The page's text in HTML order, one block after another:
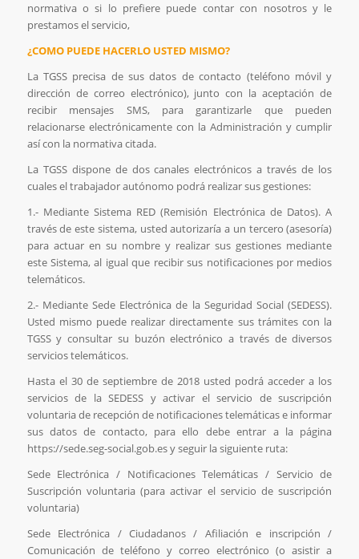
normativa o si lo prefiere puede contar con nosotros y le
prestamos el servicio,
¿COMO PUEDE HACERLO USTED MISMO?
La TGSS precisa de sus datos de contacto (teléfono móvil y
dirección de correo electrónico), junto con la aceptación de
recibir mensajes SMS, para garantizarle que pueden
relacionarse electrónicamente con la Administración y cumplir
así con la normativa citada.
La TGSS dispone de dos canales electrónicos a través de los
cuales el trabajador autónomo podrá realizar sus gestiones:
1.- Mediante Sistema RED (Remisión Electrónica de Datos). A
través de este sistema, usted autorizaría a un tercero (asesoría)
para actuar en su nombre y realizar sus gestiones mediante
este Sistema, al igual que recibir sus notificaciones por medios
telemáticos.
2.- Mediante Sede Electrónica de la Seguridad Social (SEDESS).
Usted mismo puede realizar directamente sus trámites con la
TGSS y consultar su buzón electrónico a través de diversos
servicios telemáticos.
Hasta el 30 de septiembre de 2018 usted podrá acceder a los
servicios de la SEDESS y activar el servicio de suscripción
voluntaria de recepción de notificaciones telemáticas e informar
sus datos de contacto, para ello debe entrar a la página
https://sede.seg-social.gob.es y seguir la siguiente ruta:
Sede Electrónica / Notificaciones Telemáticas / Servicio de
Suscripción voluntaria (para activar el servicio de suscripción
voluntaria)
Sede Electrónica / Ciudadanos / Afiliación e inscripción /
Comunicación de teléfono y correo electrónico (o asistir a